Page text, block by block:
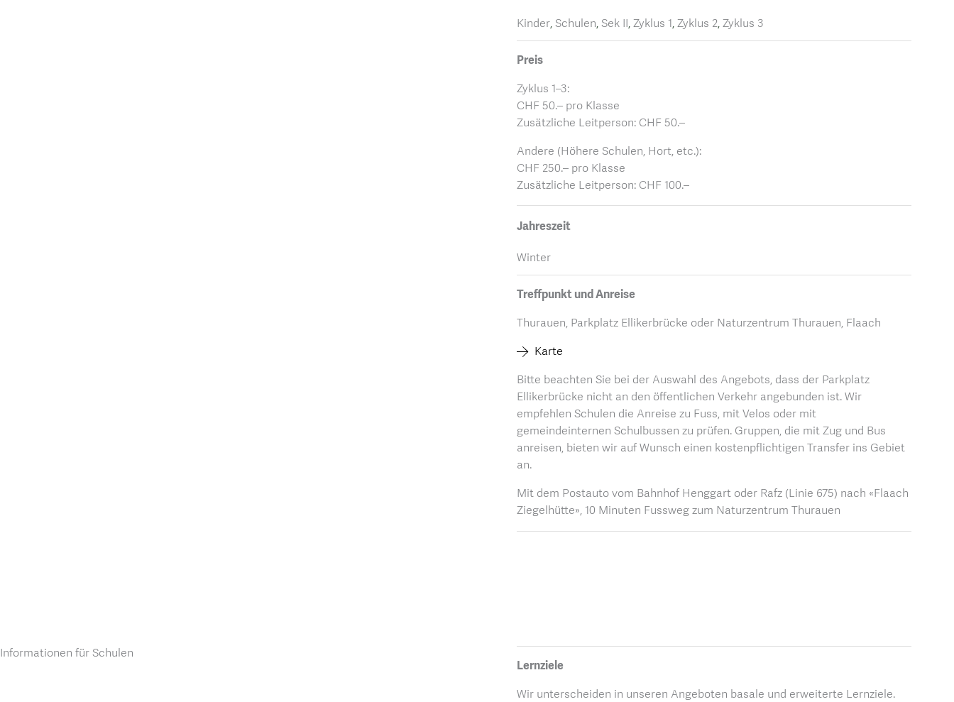
Kinder, Schulen, Sek II, Zyklus 1, Zyklus 2, Zyklus 3
Preis
Zyklus 1–3:
CHF 50.– pro Klasse
Zusätzliche Leitperson: CHF 50.–
Andere (Höhere Schulen, Hort, etc.):
CHF 250.– pro Klasse
Zusätzliche Leitperson: CHF 100.–
Jahreszeit
Winter
Treffpunkt und Anreise
Thurauen, Parkplatz Ellikerbrücke oder Naturzentrum Thurauen, Flaach
Karte
Bitte beachten Sie bei der Auswahl des Angebots, dass der Parkplatz
Ellikerbrücke nicht an den öffentlichen Verkehr angebunden ist. Wir
empfehlen Schulen die Anreise zu Fuss, mit Velos oder mit
gemeindeinternen Schulbussen zu prüfen. Gruppen, die mit Zug und Bus
anreisen, bieten wir auf Wunsch einen kostenpflichtigen Transfer ins Gebiet
an.
Mit dem Postauto vom Bahnhof Henggart oder Rafz (Linie 675) nach «Flaach
Ziegelhütte», 10 Minuten Fussweg zum Naturzentrum Thurauen
Informationen für Schulen
Lernziele
Wir unterscheiden in unseren Angeboten basale und erweiterte Lernziele.